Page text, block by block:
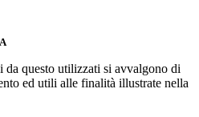
da questo utilizzati si avvalgono di
ed utili alle finalità illustrate nella